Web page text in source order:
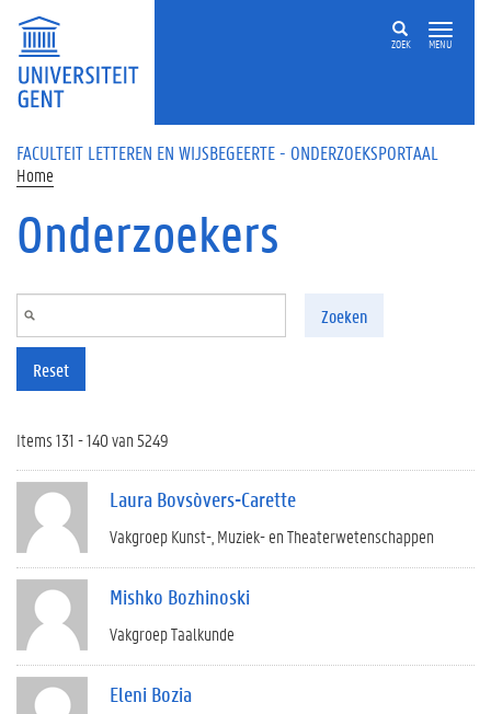
Overslaan en naar de inhoud gaan
ZOEK MENU
FACULTEIT LETTEREN EN WIJSBEGEERTE - ONDERZOEKSPORTAAL
Home
Onderzoekers
Zoeken
Reset
Items 131 - 140 van 5249
Laura Bovsòvers-Carette
Vakgroep Kunst-, Muziek- en Theaterwetenschappen
Mishko Bozhinoski
Vakgroep Taalkunde
Eleni Bozia